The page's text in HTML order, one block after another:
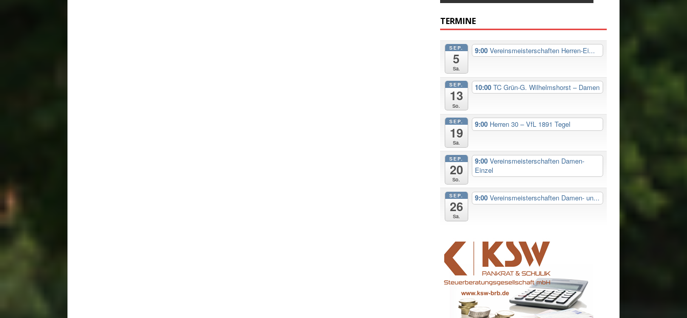
TERMINE
SEP.
5
Sa.
9:00Vereinsmeisterschaften Herren-Ei...
SEP.
13
So.
10:00TC Grün-G. Wilhelmshorst – Damen
SEP.
19
Sa.
9:00 Herren 30 – VfL 1891 Tegel
SEP.
20
So.
9:00Vereinsmeisterschaften Damen-
Einzel
SEP.
26
Sa.
9:00Vereinsmeisterschaften Damen- un...